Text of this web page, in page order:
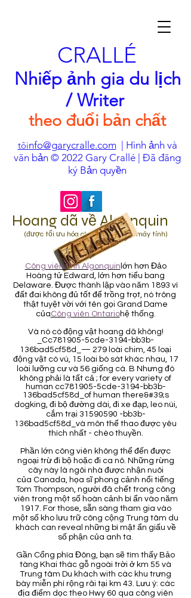
CRALLÉ
Nhiếp ảnh gia du lịch
/ Writer
theo đuổi bản chất
tôinfo@garycralle.com| Hình ảnh và
văn bản © 2022 Gary Crallé | Đã đăng
ký Bản quyền
Hoang dã về Algonquin
(được tối ưu hóa cho viewing trên máy tính)
Công viên tỉnh Algonquin lớn hơn Đảo
Hoàng tử Edward, lớn hơn tiểu bang
Delaware. Được thành lập vào năm 1893 vì
đất đai không đủ tốt để trồng trọt, nó trông
thật tuyệt vời với tên gọi Grand Dame
củaCông viên Ontariohệ thống.
Và nó có động vật hoang dã không!
_Cc781905-5cde-3194-bb3b-
136bad5cf58d_— 279 loài chim, 45 loại
động vật có vú, 15 loài bò sát khác nhau, 17
loài lưỡng cư và 56 giống cá. B Nhưng đó
không phải là tất cả ; for every variety of
human cc781905-5cde-3194-bb3b-
136bad5cf58d_of human there&#39;s
dogking, đi bộ đường dài, đi xe đạp, leo núi,
cắm trại 31590590 -bb3b-
136bad5cf58d_và môn thể thao được yêu
thích nhất - chèo thuyền.
Phần lớn công viên không thể đến được
ngoại trừ đi bộ hoặc đi ca nô. Những rừng
cây này là ngôi nhà được nhận nuôi
của Canada, họa sĩ phong cảnh nổi tiếng
Tom Thompson, người đã chết trong công
viên trong một số hoàn cảnh bí ẩn vào năm
1917. For those, sẵn sàng tham gia vào
một số kho lưu trữ công cộng Trung tâm du
khách can reveal những bí mật ẩn giấu về
số phận của anh ta.
Gần Cổng phía Đông, bạn sẽ tìm thấy Bảo
tàng Khai thác gỗ ngoài trời ở km 55 và
Trung tâm Du khách with các khu trưng
bày miễn phí rộng rãi tại km 43. Lưu ý: các
địa điểm dọc theo Hwy 60 qua công viên